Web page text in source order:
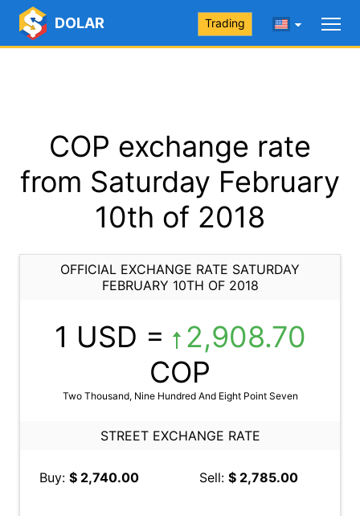
DOLAR Trading
COP exchange rate
from Saturday February
10th of 2018
OFFICIAL EXCHANGE RATE SATURDAY
FEBRUARY 10TH OF 2018
1 USD =
2,908.70
COP
Two Thousand, Nine Hundred And Eight Point Seven
STREET EXCHANGE RATE
Buy: $ 2,740.00 Sell: $ 2,785.00